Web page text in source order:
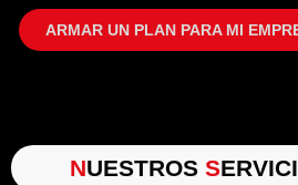
ARMAR UN PLAN PARA MI
NUESTROSS